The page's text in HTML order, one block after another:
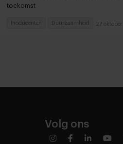
toekomst
27 oktober
Producenten Duurzaamheid
Volg ons